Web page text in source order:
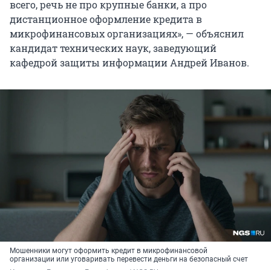
всего, речь не про крупные банки, а про
дистанционное оформление кредита в
микрофинансовых организациях», — объяснил
кандидат технических наук, заведующий
кафедрой защиты информации Андрей Иванов.
Мошенники могут оформить кредит в микрофинансовой
организации или уговаривать перевести деньги на безопасный счет